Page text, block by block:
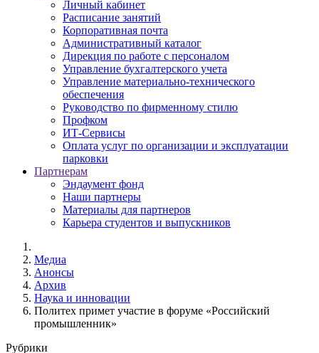
Личный кабинет
Расписание занятий
Корпоративная почта
Административный каталог
Дирекция по работе с персоналом
Управление бухгалтерского учета
Управление материально-технического
обеспечения
Руководство по фирменному стилю
Профком
ИТ-Сервисы
Оплата услуг по организации и эксплуатации
парковки
Партнерам
Эндаумент фонд
Наши партнеры
Материалы для партнеров
Карьера студентов и выпускников
Медиа
Анонсы
Архив
Наука и инновации
Политех примет участие в форуме «Российский
промышленник»
Рубрики